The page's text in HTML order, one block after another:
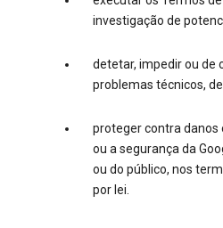
investigação de
detetar, impedir ou de
problemas técnicos,
proteger contra danos
ou a segurança da
ou do público, nos
por lei.